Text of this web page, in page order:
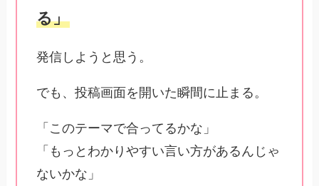
る」
発信しようと思う。
でも、投稿画面を開いた瞬間に止まる。
「このテーマで合ってるかな」
「もっとわかりやすい言い方があるんじゃ
ないかな」